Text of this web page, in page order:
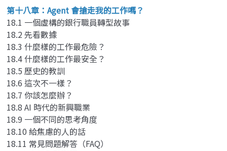
第十八章：Agent 會搶走我的工作嗎？
18.1 一個虛構的銀行職員轉型故事
18.2 先看數據
18.3 什麼樣的工作最危險？
18.4 什麼樣的工作最安全？
18.5 歷史的教訓
18.6 這次不一樣？
18.7 你該怎麼辦？
18.8 AI 時代的新興職業
18.9 一個不同的思考角度
18.10 給焦慮的人的話
18.11 常見問題解答（FAQ）